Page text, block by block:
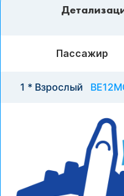
Пассажир
1 * Взрослый